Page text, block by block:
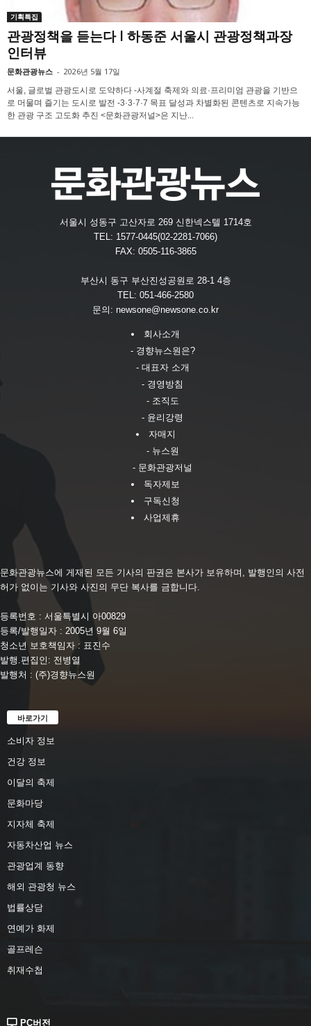
기획특집
관광정책을 듣는다 l 하동준 서울시 관광정책과장
인터뷰
문화관광뉴스 - 2026년 5월 17일
서울, 글로벌 관광도시로 도약하다 -사계절 축제와 의료·프리미엄 관광을 기반으
로 머물며 즐기는 도시로 발전 -3·3·7·7 목표 달성과 차별화된 콘텐츠로 지속가능
한 관광 구조 고도화 추진 <문화관광저널>은 지난...
서울시 성동구 고산자로 269 신한넥스텔 1714호
TEL: 1577-0445(02-2281-7066)
FAX: 0505-116-3865
부산시 동구 부산진성공원로 28-1 4층
TEL: 051-466-2580
문의: newsone@newsone.co.kr
회사소개
- 경향뉴스원은?
- 대표자 소개
- 경영방침
- 조직도
- 윤리강령
자매지
- 뉴스원
- 문화관광저널
독자제보
구독신청
사업제휴
문화관광뉴스에 게재된 모든 기사의 판권은 본사가 보유하며, 발행인의 사전
허가 없이는 기사와 사진의 무단 복사를 금합니다.
등록번호 : 서울특별시 아00829
등록/발행일자 : 2005년 9월 6일
청소년 보호책임자 : 표진수
발행.편집인: 전병열
발행처 : (주)경향뉴스원
바로가기
소비자 정보
건강 정보
이달의 축제
문화마당
지자체 축제
자동차산업 뉴스
관광업계 동향
해외 관광청 뉴스
법률상담
연예가 화제
골프레슨
취재수첩
PC버전